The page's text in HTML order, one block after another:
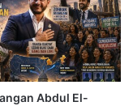
Abdul El-